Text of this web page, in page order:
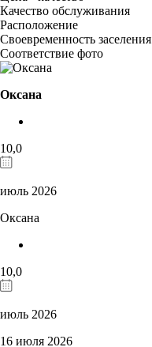
Качество обслуживания
Расположение
Своевременность заселения
Соответствие фото
Оксана
10,0
июль 2026
Оксана
10,0
июль 2026
16 июля 2026